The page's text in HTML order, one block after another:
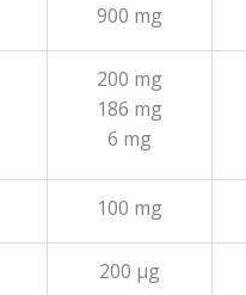
900 mg
200 mg
186 mg
6 mg
100 mg
200 µg